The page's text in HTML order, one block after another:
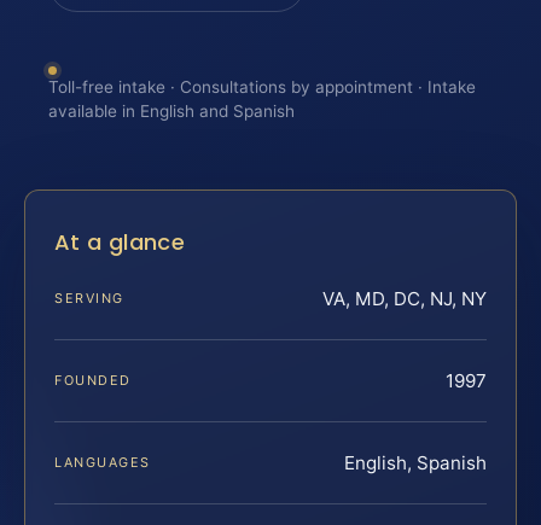
Toll-free intake · Consultations by appointment · Intake
available in English and Spanish
At a glance
SERVING VA, MD, DC, NJ, NY
FOUNDED 1997
LANGUAGES English, Spanish